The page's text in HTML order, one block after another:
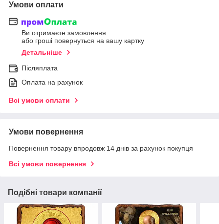
Умови оплати
Ви отримаєте замовлення
або гроші повернуться на вашу картку
Детальніше
Післяплата
Оплата на рахунок
Всі умови оплати
Умови повернення
Повернення товару впродовж 14 днів за рахунок покупця
Всі умови повернення
Подібні товари компанії